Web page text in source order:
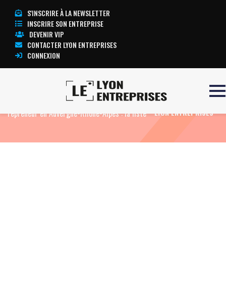
S'INSCRIRE À LA NEWSLETTER
INSCRIRE SON ENTREPRISE
DEVENIR VIP
CONTACTER LYON ENTREPRISES
CONNEXION
Vingt-neuf magasins Carrefour sans
repreneur en Auvergne-Rhône-Alpes : la liste
TOUTE L’ACTUALITÉ
LYON ENTREPRISES